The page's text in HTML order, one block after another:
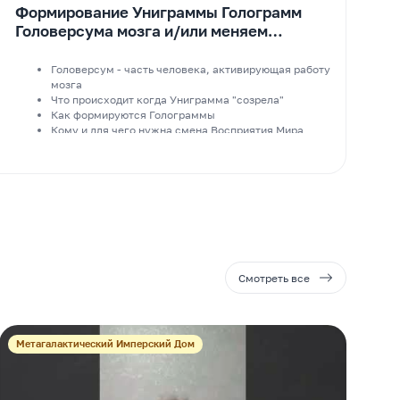
Формирование Униграммы Голограмм
Головерсума мозга и/или меняем
Головерсум - часть человека, активирующая работу
мозга
Что происходит когда Униграмма "созрела"
Как формируются Голограммы
Кому и для чего нужна смена Восприятия Мира
Смотреть все
Метагалактический Имперский Дом